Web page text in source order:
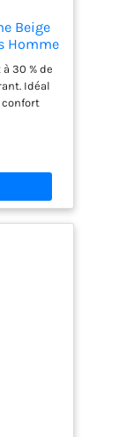
Beige
Homme
Été
30 % de
Idéal
confort
quatre
et deux
de
et votre
facile
il peut
à toutes
les
porter
en